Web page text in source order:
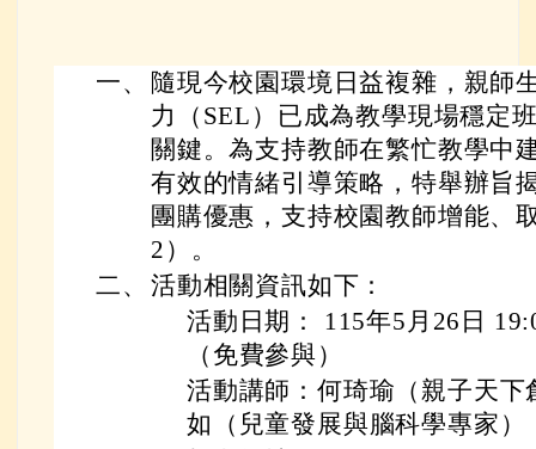
一、
隨現今校園環境日益複雜，親師
力（SEL）已成為教學現場穩定
關鍵。為支持教師在繁忙教學中
有效的情緒引導策略，特舉辦旨
團購優惠，支持校園教師增能、
2）。
二、 活動相關資訊如下：
活動日期： 115年5月26日
（免費參與）
活動講師：何琦瑜（親子天
如（兒童發展與腦科學專家）